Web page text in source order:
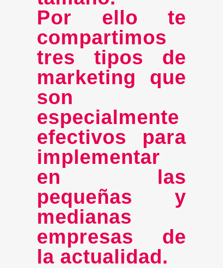
Por ello te
compartimos
tres tipos de
marketing que
son
especialmente
efectivos para
implementar
en las
pequeñas y
medianas
empresas de
la actualidad.